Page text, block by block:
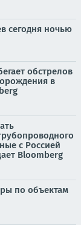
сегодня ночью
обстрелов
в
с Россией
Bloomberg
по объектам